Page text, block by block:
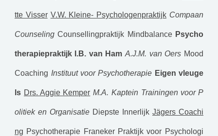
tte Visser V.W. Kleine- Psychologenpraktijk Compaan
Counseling Counsellingpraktijk Mindbalance Psycho
therapiepraktijk I.B. van Ham A.J.M. van Oers Mood
Coaching Instituut voor Psychotherapie Eigen vleuge
ls Drs. Aggie Kemper M.A. Kaptein Trainingen voor P
olitiek en Organisatie Diepste Innerlijk Jägers Coachi
ng Psychotherapie Franeker Praktijk voor Psychologi